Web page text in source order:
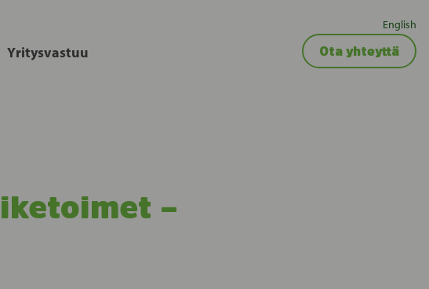
English
Yritysvastuu Ota yhteyttä
–